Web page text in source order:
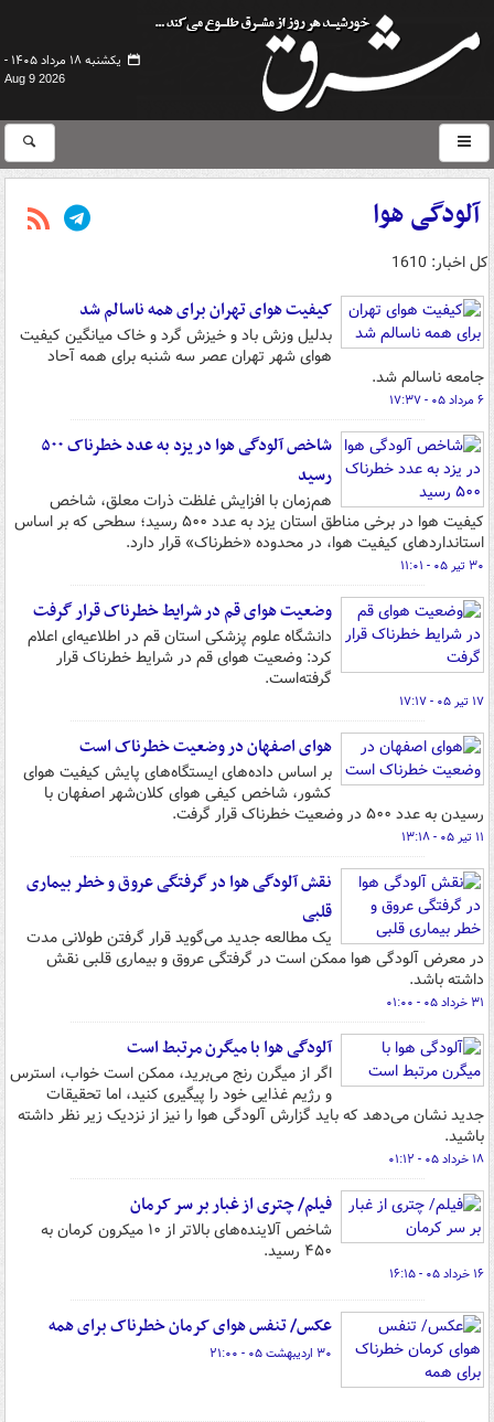
یکشنبه ۱۸ مرداد ۱۴۰۵ -
Aug 9 2026
آلودگی هوا
کل اخبار: 1610
کیفیت هوای تهران برای همه ناسالم شد
بدلیل وزش باد و خیزش گرد و خاک میانگین کیفیت
هوای شهر تهران عصر سه شنبه برای همه آحاد
جامعه ناسالم شد.
۶ مرداد ۰۵ - ۱۷:۳۷
شاخص آلودگی هوا در یزد به عدد خطرناک ۵۰۰
رسید
هم‌زمان با افزایش غلظت ذرات معلق، شاخص
کیفیت هوا در برخی مناطق استان یزد به عدد ۵۰۰ رسید؛ سطحی که بر اساس
استانداردهای کیفیت هوا، در محدوده «خطرناک» قرار دارد.
۳۰ تیر ۰۵ - ۱۱:۰۱
وضعیت هوای قم در شرایط خطرناک قرار گرفت
دانشگاه علوم پزشکی استان قم در اطلاعیه‌ای اعلام
کرد: وضعیت هوای قم در شرایط خطرناک قرار
گرفته‌است.
۱۷ تیر ۰۵ - ۱۷:۱۷
هوای اصفهان در وضعیت خطرناک است
بر اساس داده‌های ایستگاه‌های پایش کیفیت هوای
کشور، شاخص کیفی هوای کلان‌شهر اصفهان با
رسیدن به عدد ۵۰۰ در وضعیت خطرناک قرار گرفت.
۱۱ تیر ۰۵ - ۱۳:۱۸
نقش آلودگی هوا در گرفتگی عروق و خطر بیماری
قلبی
یک مطالعه جدید می‌گوید قرار گرفتن طولانی مدت
در معرض آلودگی هوا ممکن است در گرفتگی عروق و بیماری قلبی نقش
داشته باشد.
۳۱ خرداد ۰۵ - ۰۱:۰۰
آلودگی هوا با میگرن مرتبط است
اگر از میگرن رنج می‌برید، ممکن است خواب، استرس
و رژیم غذایی خود را پیگیری کنید، اما تحقیقات
جدید نشان می‌دهد که باید گزارش آلودگی هوا را نیز از نزدیک زیر نظر داشته
باشید.
۱۸ خرداد ۰۵ - ۰۱:۱۲
فیلم/ چتری از غبار بر سر کرمان
شاخص آلاینده‌های بالاتر از ۱۰ میکرون کرمان به
۴۵۰ رسید.
۱۶ خرداد ۰۵ - ۱۶:۱۵
عکس/ تنفس هوای کرمان خطرناک برای همه
۳۰ اردیبهشت ۰۵ - ۲۱:۰۰